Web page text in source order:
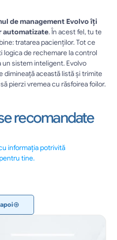
de management Evolvo îți
automatizate. În acest fel, tu te
tratarea pacienților. Tot ce
logica de rechemare la control
sistem inteligent. Evolvo
dimineață această listă și trimite
recomandate
informația potrivită
tine.